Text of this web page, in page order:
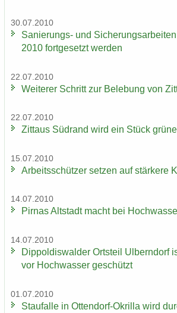
30.07.2010
Sanierungs-​ und
2010 fort­ge­setzt wer­den
22.07.2010
Wei­te­rer Schritt zur Be­le­bung von
22.07.2010
Zit­taus Süd­rand wird ein Stück
15.07.2010
Ar­beits­schüt­zer set­zen auf stär­ke­re
14.07.2010
Pirnas Alt­stadt macht bei
14.07.2010
Di­ppol­dis­wal­der Orts­teil Ulb­ern­dorf
vor Hoch­was­ser ge­schützt
01.07.2010
Stau­f­al­le in Ottendorf-​Okrilla wird